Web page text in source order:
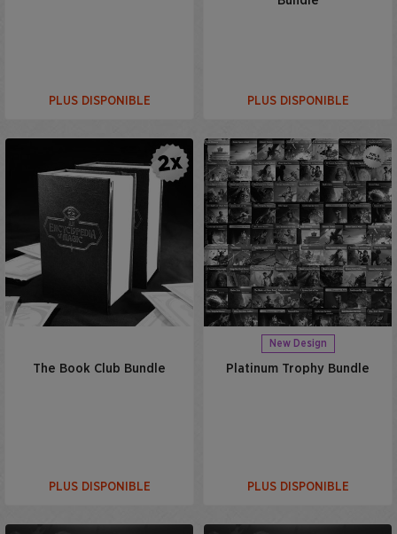
PLUS DISPONIBLE PLUS DISPONIBLE
The Book Club Bundle
PLUS DISPONIBLE
New Design
Platinum Trophy Bundle
PLUS DISPONIBLE